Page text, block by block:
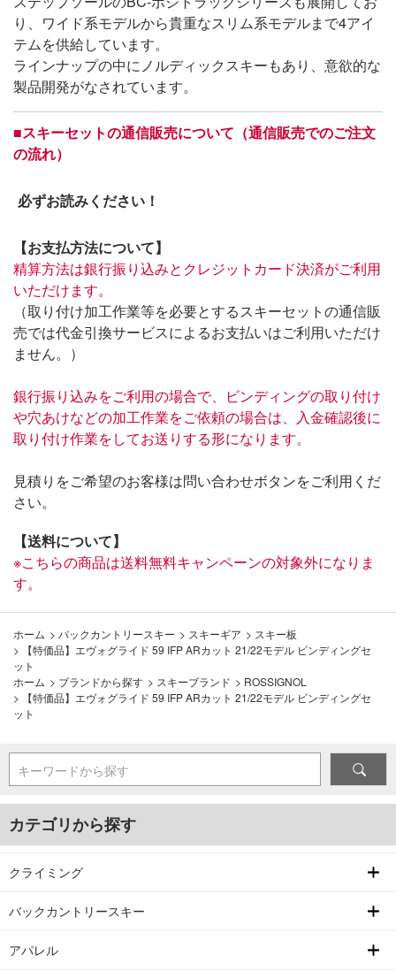
り、ワイド系モデルから貴重なスリム系モデルまで4アイ
テムを供給しています。
ラインナップの中にノルディックスキーもあり、意欲的な
製品開発がなされています。
■スキーセットの通信販売について（通信販売でのご注文
の流れ）
必ずお読みください！
【お支払方法について】
精算方法は銀行振り込みとクレジットカード決済がご利用
いただけます。
（取り付け加工作業等を必要とするスキーセットの通信販
売では代金引換サービスによるお支払いはご利用いただけ
ません。）
銀行振り込みをご利用の場合で、ビンディングの取り付け
や穴あけなどの加工作業をご依頼の場合は、入金確認後に
取り付け作業をしてお送りする形になります。
見積りをご希望のお客様は問い合わせボタンをご利用くだ
さい。
【送料について】
※こちらの商品は送料無料キャンペーンの対象外になりま
す。
ホーム > バックカントリースキー > スキーギア > スキー板
>
【特価品】エヴォグライド 59 IFP ARカット 21/22モデル ビンディングセ
ット
ホーム > ブランドから探す > スキーブランド > ROSSIGNOL
>
【特価品】エヴォグライド 59 IFP ARカット 21/22モデル ビンディングセ
ット
キーワードから探す
カテゴリから探す
クライミング
バックカントリースキー
アパレル